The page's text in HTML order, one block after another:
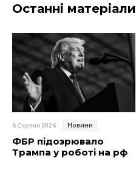
Останні матеріали
6 Серпня 2026 Новини
ФБР підозрювало
Трампа у роботі на рф